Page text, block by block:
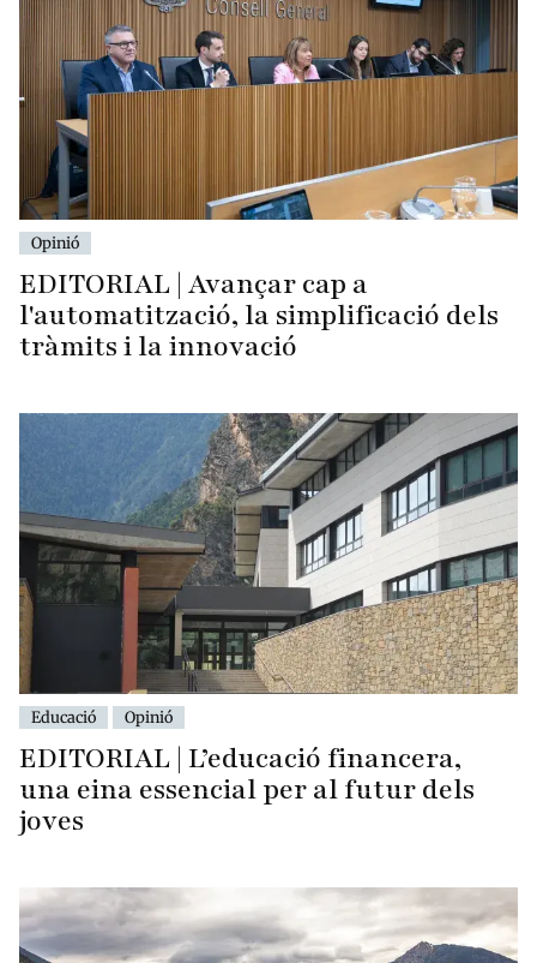
Opinió
EDITORIAL | Avançar cap a
l'automatització, la simplificació dels
tràmits i la innovació
Educació Opinió
EDITORIAL | L’educació financera,
una eina essencial per al futur dels
joves